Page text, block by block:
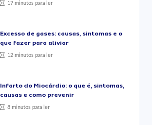
17 minutos para ler
Excesso de gases: causas, sintomas e o
que fazer para aliviar
12 minutos para ler
Infarto do Miocárdio: o que é, sintomas,
causas e como prevenir
8 minutos para ler